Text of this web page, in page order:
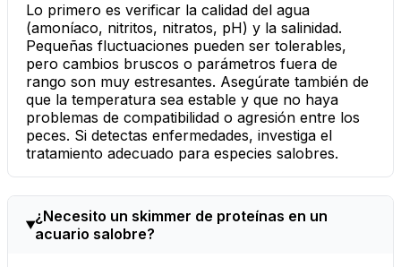
Lo primero es verificar la calidad del agua
(amoníaco, nitritos, nitratos, pH) y la salinidad.
Pequeñas fluctuaciones pueden ser tolerables,
pero cambios bruscos o parámetros fuera de
rango son muy estresantes. Asegúrate también de
que la temperatura sea estable y que no haya
problemas de compatibilidad o agresión entre los
peces. Si detectas enfermedades, investiga el
tratamiento adecuado para especies salobres.
¿Necesito un skimmer de proteínas en un
acuario salobre?